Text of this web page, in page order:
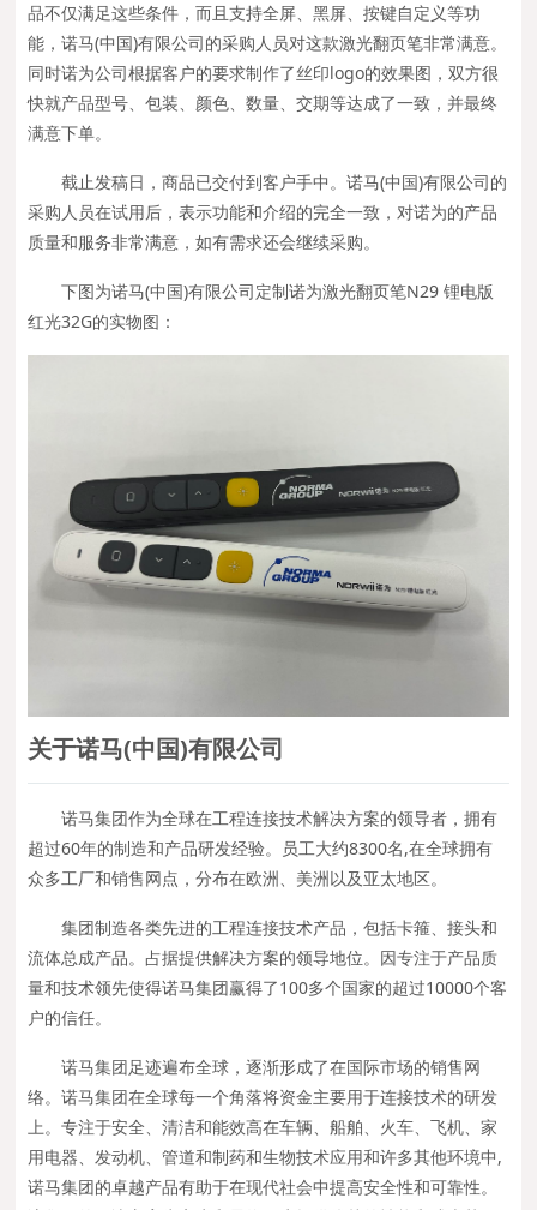
品不仅满足这些条件，而且支持全屏、黑屏、按键自定义等功
能，诺马(中国)有限公司的采购人员对这款激光翻页笔非常满意。
同时诺为公司根据客户的要求制作了丝印logo的效果图，双方很
快就产品型号、包装、颜色、数量、交期等达成了一致，并最终
满意下单。
截止发稿日，商品已交付到客户手中。诺马(中国)有限公司的
采购人员在试用后，表示功能和介绍的完全一致，对诺为的产品
质量和服务非常满意，如有需求还会继续采购。
下图为诺马(中国)有限公司定制诺为激光翻页笔N29 锂电版
红光32G的实物图：
关于诺马(中国)有限公司
诺马集团作为全球在工程连接技术解决方案的领导者，拥有
超过60年的制造和产品研发经验。员工大约8300名,在全球拥有
众多工厂和销售网点，分布在欧洲、美洲以及亚太地区。
集团制造各类先进的工程连接技术产品，包括卡箍、接头和
流体总成产品。占据提供解决方案的领导地位。因专注于产品质
量和技术领先使得诺马集团赢得了100多个国家的超过10000个客
户的信任。
诺马集团足迹遍布全球，逐渐形成了在国际市场的销售网
络。诺马集团在全球每一个角落将资金主要用于连接技术的研发
上。专注于安全、清洁和能效高在车辆、船舶、火车、飞机、家
用电器、发动机、管道和制药和生物技术应用和许多其他环境中,
诺马集团的卓越产品有助于在现代社会中提高安全性和可靠性。